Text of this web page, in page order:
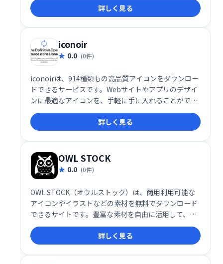
軽に利用でき、プロジェクトをより魅力的に演出しま
す。
詳しく見る
iconoir
0.0 (0件)
iconoirは、914種類もの高品質アイコンをダウンロー
ドできるサービスです。Webサイトやアプリのデザイ
ンに最適なアイコンを、手軽に手に入れることができ
ます。豊富なバリエーションから、あなたのプロジェ
クトにぴったりのアイコンを見つけましょう。
詳しく見る
OWL STOCK
0.0 (0件)
OWL STOCK（オウルストック）は、商用利用可能な
アイコンやイラストなどの素材を無料でダウンロード
できるサイトです。豊富な素材を自由に活用して、
Webサイトやデザイン制作を効率化できます。会員登
録不要で、すぐに利用可能です。デザインのクオリテ
ィ向上や作業時間の短縮に役立つ、頼れる無料素材サ
イトです。
詳しく見る